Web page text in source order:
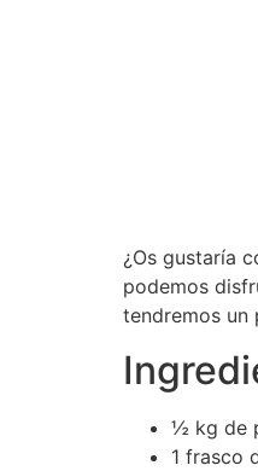
¿Os gustaría
podemos
tendremos un
½ kg de
1 frasco